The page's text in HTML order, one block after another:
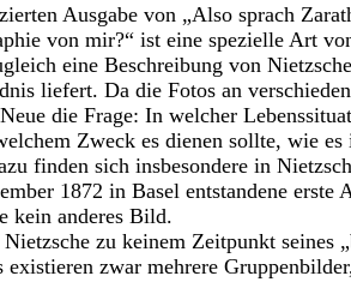
Ausgabe von „Also sprach
von mir?“ ist eine spezielle Art
eine Beschreibung von
liefert. Da die Fotos an
die Frage: In welcher
Zweck es dienen sollte, wie
finden sich insbesondere in
1872 in Basel entstandene
kein anderes Bild.
zu keinem Zeitpunkt seines
zwar mehrere